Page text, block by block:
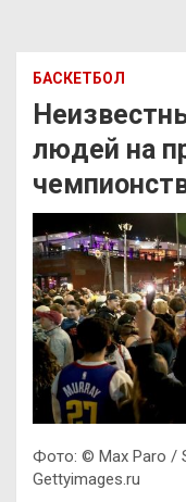
БАСКЕТБОЛ
людей на
Фото: © Max Paro /
Gettyimages.ru